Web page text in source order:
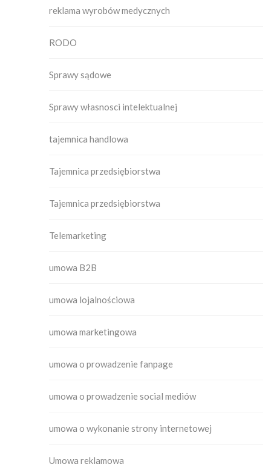
reklama wyrobów medycznych
RODO
Sprawy sądowe
Sprawy własnosci intelektualnej
tajemnica handlowa
Tajemnica przedsiębiorstwa
Tajemnica przedsiębiorstwa
Telemarketing
umowa B2B
umowa lojalnościowa
umowa marketingowa
umowa o prowadzenie fanpage
umowa o prowadzenie social mediów
umowa o wykonanie strony internetowej
Umowa reklamowa